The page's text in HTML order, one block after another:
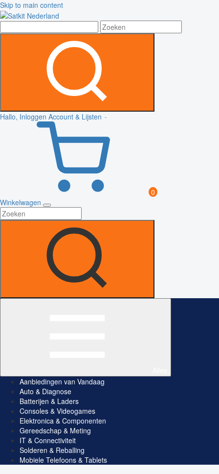
Skip to main content
Hallo, Inloggen Account & Lijsten
0
Winkelwagen
Aanbiedingen van Vandaag
Auto & Diagnose
Batterijen & Laders
Consoles & Videogames
Elektronica & Componenten
Gereedschap & Meting
IT & Connectiviteit
Solderen & Reballing
Mobiele Telefoons & Tablets